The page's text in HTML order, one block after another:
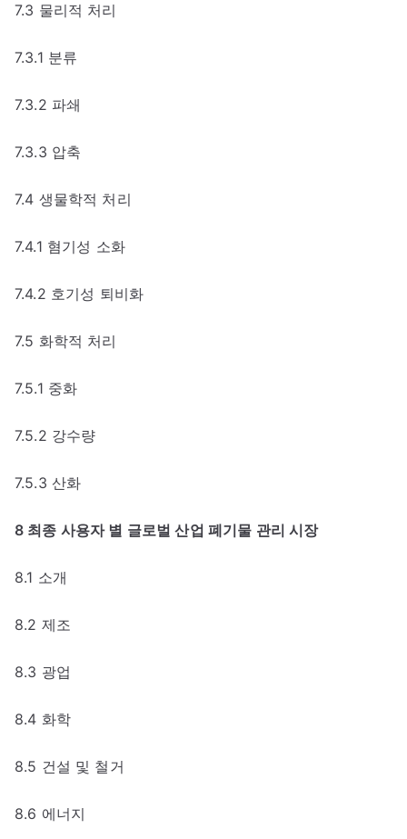
7.3 물리적 처리
7.3.1 분류
7.3.2 파쇄
7.3.3 압축
7.4 생물학적 처리
7.4.1 혐기성 소화
7.4.2 호기성 퇴비화
7.5 화학적 처리
7.5.1 중화
7.5.2 강수량
7.5.3 산화
8 최종 사용자 별 글로벌 산업 폐기물 관리 시장
8.1 소개
8.2 제조
8.3 광업
8.4 화학
8.5 건설 및 철거
8.6 에너지